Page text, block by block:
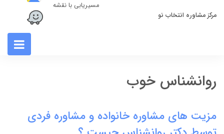
مرکز مشاوره انتخاب نو
مسیریابی با نقشه
روانشناس خوب
مزیت های مشاوره خانواده و مشاوره فردی